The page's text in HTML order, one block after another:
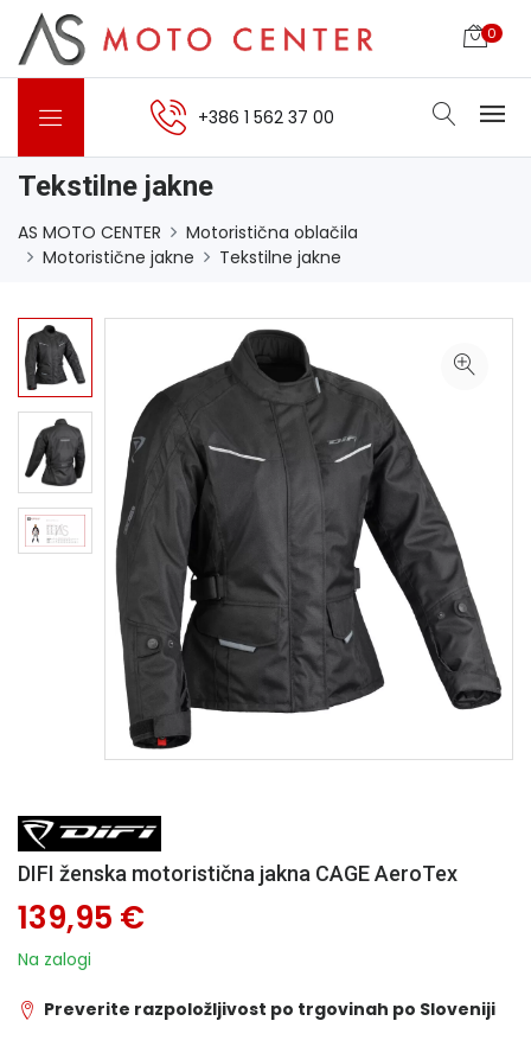
0
+386 1 562 37 00
Tekstilne jakne
AS MOTO CENTER
Motoristična oblačila
Motoristične jakne
Tekstilne jakne
DIFI ženska motoristična jakna CAGE AeroTex
139,95 €
Na zalogi
Preverite razpoložljivost po trgovinah po Sloveniji